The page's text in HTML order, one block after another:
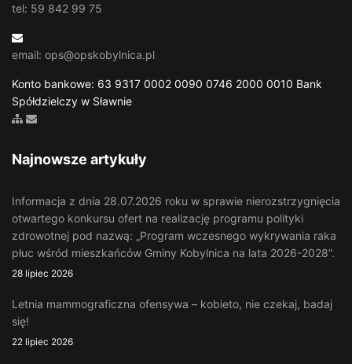
tel: 59 842 99 75
email: ops@opskobylnica.pl
Konto bankowe: 63 9317 0002 0090 0746 2000 0010 Bank
Spółdzielczy w Sławnie
Zobacz mapę strony
Wyślij email
Najnowsze artykuły
Informacja z dnia 28.07.2026 roku w sprawie nierozstrzygnięcia
otwartego konkursu ofert na realizację programu polityki
zdrowotnej pod nazwą: „Program wczesnego wykrywania raka
płuc wśród mieszkańców Gminy Kobylnica na lata 2026-2028”.
28 lipiec 2026
Letnia mammograficzna ofensywa – kobieto, nie czekaj, badaj
się!
22 lipiec 2026